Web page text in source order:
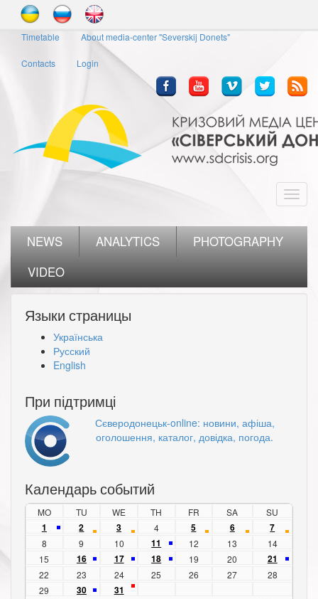
Timetable About media-center "Severskij Donets"
Contacts Login
NEWS ANALYTICS
PHOTOGRAPHY
VIDEO
Языки страницы
Українська
Русский
English
При підтримці
Сєверодонецьк-online: новини, афіша,
оголошення, каталог, довідка, погода.
Календарь событий
MO TU WE TH FR SA SU
1 2 3 4 5 6 7
8 9 10 11 12 13
14
15
16 17 18 19 20 21
22 23 24 25 26 27
28
29
30 31